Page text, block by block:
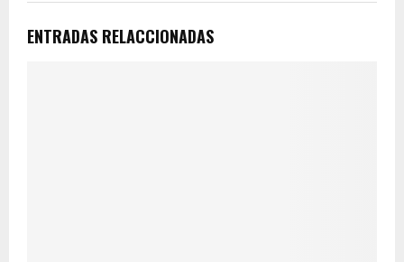
ENTRADAS RELACCIONADAS